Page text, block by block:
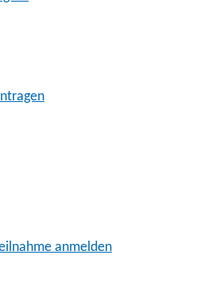
anmelden